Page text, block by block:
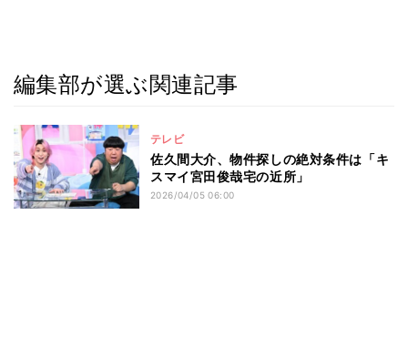
編集部が選ぶ関連記事
テレビ
佐久間大介、物件探しの絶対条件は「キ
スマイ宮田俊哉宅の近所」
2026/04/05 06:00